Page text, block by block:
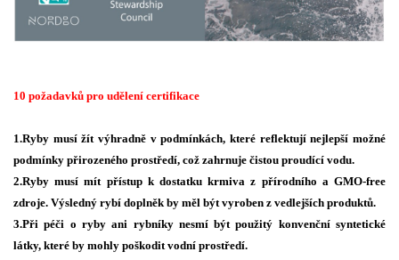
10 požadavků pro udělení certifikace
1.Ryby musí žít výhradně v podmínkách, které reflektují nejlepší možné
podmínky přirozeného prostředí, což zahrnuje čistou proudící vodu.
2.Ryby musí mít přístup k dostatku krmiva z přírodního a GMO-free
zdroje. Výsledný rybí doplněk by měl být vyroben z vedlejších produktů.
3.Při péči o ryby ani rybníky nesmí být použitý konvenční syntetické
látky, které by mohly poškodit vodní prostředí.